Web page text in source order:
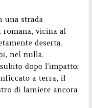
una strada
romana, vicina al
deserta,
nel nulla.
dopo l’impatto:
a terra, il
di lamiere ancora